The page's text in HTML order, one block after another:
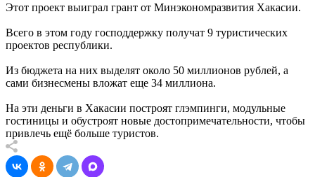
Этот проект выиграл грант от Минэкономразвития Хакасии.
Всего в этом году господдержку получат 9 туристических
проектов республики.
Из бюджета на них выделят около 50 миллионов рублей, а
сами бизнесмены вложат еще 34 миллиона.
На эти деньги в Хакасии построят глэмпинги, модульные
гостиницы и обустроят новые достопримечательности, чтобы
привлечь ещё больше туристов.